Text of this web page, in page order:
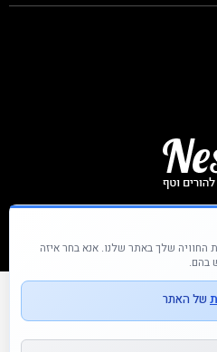
שלך באתר שלנו. אנא בחר איזה
בהם.
של האתר